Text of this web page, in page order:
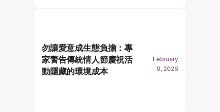
勿讓愛意成生態負擔：專
家警告傳統情人節慶祝活
動隱藏的環境成本
February
9, 2026